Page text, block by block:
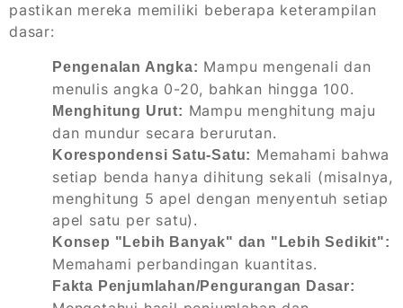
pastikan mereka memiliki beberapa keterampilan
dasar:
Pengenalan Angka: Mampu mengenali dan
menulis angka 0-20, bahkan hingga 100.
Menghitung Urut: Mampu menghitung maju
dan mundur secara berurutan.
Korespondensi Satu-Satu: Memahami bahwa
setiap benda hanya dihitung sekali (misalnya,
menghitung 5 apel dengan menyentuh setiap
apel satu per satu).
Konsep "Lebih Banyak" dan "Lebih Sedikit":
Memahami perbandingan kuantitas.
Fakta Penjumlahan/Pengurangan Dasar: